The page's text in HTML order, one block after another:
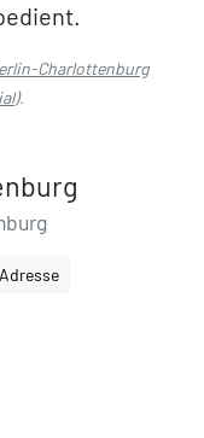
Charlottenburg
).
Adresse